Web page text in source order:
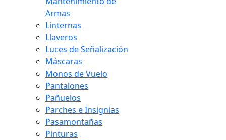
Armas
Linternas
Llaveros
Luces de Señalización
Máscaras
Monos de Vuelo
Pantalones
Pañuelos
Parches e Insignias
Pasamontañas
Pinturas